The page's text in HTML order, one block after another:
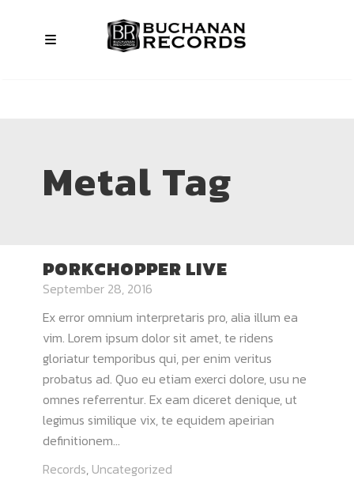
Metal Tag
PORKCHOPPER LIVE
September 28, 2016
Ex error omnium interpretaris pro, alia illum ea
vim. Lorem ipsum dolor sit amet, te ridens
gloriatur temporibus qui, per enim veritus
probatus ad. Quo eu etiam exerci dolore, usu ne
omnes referrentur. Ex eam diceret denique, ut
legimus similique vix, te equidem apeirian
definitionem...
Records, Uncategorized